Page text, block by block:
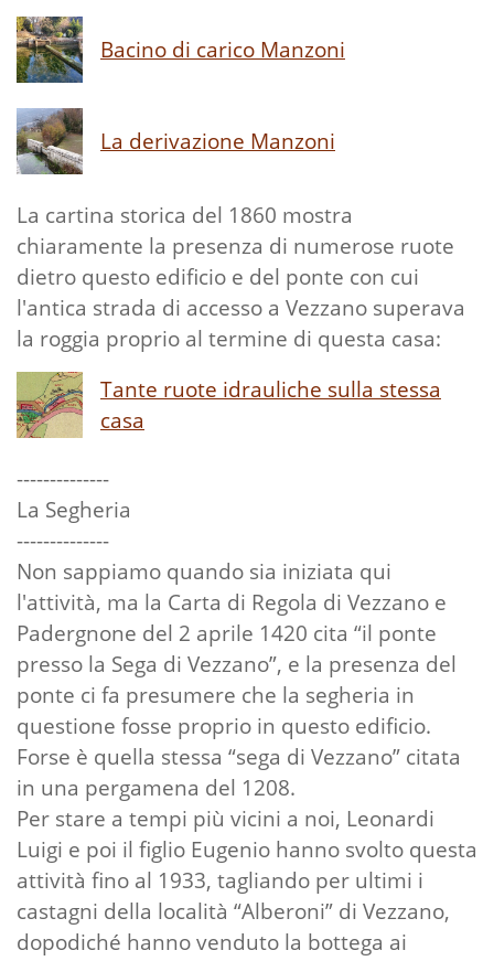
Bacino di carico Manzoni
La derivazione Manzoni
La cartina storica del 1860 mostra
chiaramente la presenza di numerose ruote
dietro questo edificio e del ponte con cui
l'antica strada di accesso a Vezzano superava
la roggia proprio al termine di questa casa:
Tante ruote idrauliche sulla stessa
casa
--------------
La Segheria
--------------
Non sappiamo quando sia iniziata qui
l'attività, ma la Carta di Regola di Vezzano e
Padergnone del 2 aprile 1420 cita “il ponte
presso la Sega di Vezzano”, e la presenza del
ponte ci fa presumere che la segheria in
questione fosse proprio in questo edificio.
Forse è quella stessa “sega di Vezzano” citata
in una pergamena del 1208.
Per stare a tempi più vicini a noi, Leonardi
Luigi e poi il figlio Eugenio hanno svolto questa
attività fino al 1933, tagliando per ultimi i
castagni della località “Alberoni” di Vezzano,
dopodiché hanno venduto la bottega ai